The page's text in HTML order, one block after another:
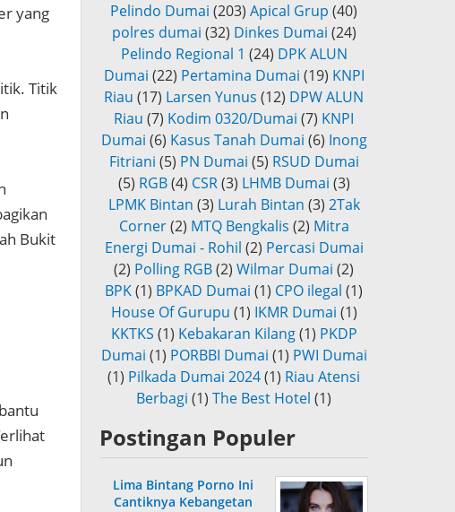
yang
Titik
Bukit
Pelindo Dumai (203) Apical Grup (40)
polres dumai (32) Dinkes Dumai (24)
Pelindo Regional 1 (24) DPK ALUN
Dumai (22) Pertamina Dumai (19) KNPI
Riau (17) Larsen Yunus (12) DPW ALUN
Riau (7) Kodim 0320/Dumai (7) KNPI
Dumai (6) Kasus Tanah Dumai (6) Inong
Fitriani (5) PN Dumai (5) RSUD Dumai
(5) RGB (4) CSR (3) LHMB Dumai (3)
LPMK Bintan (3) Lurah Bintan (3) 2Tak
Corner (2) MTQ Bengkalis (2) Mitra
Energi Dumai - Rohil (2) Percasi Dumai
(2) Polling RGB(2) Wilmar Dumai (2)
BPK(1) BPKAD Dumai (1) CPO ilegal (1)
House Of Gurupu (1) IKMR Dumai (1)
KKTKS (1) Kebakaran Kilang (1) PKDP
Dumai (1) PORBBI Dumai (1) PWI Dumai
(1) Pilkada Dumai 2024(1) Riau Atensi
Berbagi (1) The Best Hotel (1)
Postingan Populer
Lima Bintang Porno Ini
Cantiknya Kebangetan